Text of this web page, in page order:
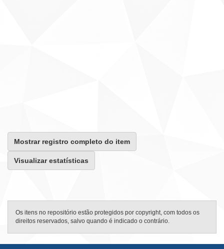
Mostrar registro completo do item
Visualizar estatísticas
Os itens no repositório estão protegidos por copyright, com todos os
direitos reservados, salvo quando é indicado o contrário.